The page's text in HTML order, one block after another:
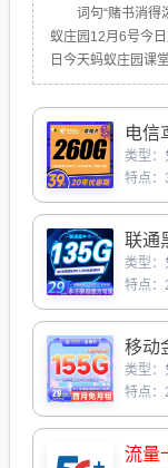
词句“赌书消得泼
蚁庄园12月6号今
日今天蚂蚁庄园课
电信
类型：
特点：
联通
类型：
特点
移动
类型：
特点：
流量